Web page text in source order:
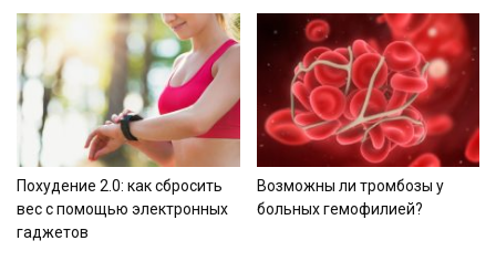
Похудение 2.0: как сбросить
вес с помощью электронных
гаджетов
Возможны ли тромбозы у
больных гемофилией?